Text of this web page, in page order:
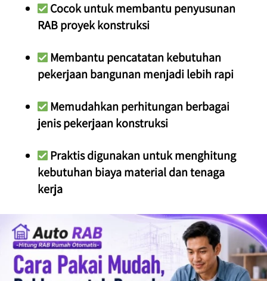
Cocok untuk membantu penyusunan
RAB proyek konstruksi
Membantu pencatatan kebutuhan
pekerjaan bangunan menjadi lebih rapi
Memudahkan perhitungan berbagai
jenis pekerjaan konstruksi
Praktis digunakan untuk menghitung
kebutuhan biaya material dan tenaga
kerja